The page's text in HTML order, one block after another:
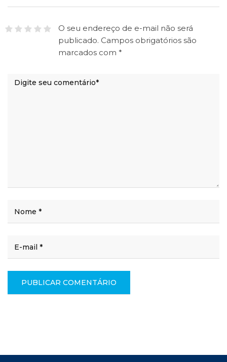
O seu endereço de e-mail não será
publicado. Campos obrigatórios são
marcados com *